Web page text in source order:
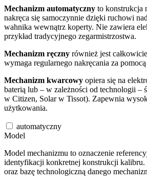
Mechanizm automatyczny to konstrukcja
nakręca się samoczynnie dzięki ruchowi
wahnika wewnątrz koperty. Nie zawiera
przykład tradycyjnego zegarmistrzostwa.
Mechanizm ręczny również jest
wymaga regularnego nakręcania za
Mechanizm kwarcowy opiera się na
baterią lub – w zależności od technologii –
w Citizen, Solar w Tissot). Zapewnia
użytkowania.
automatyczny
Model
Model mechanizmu to oznaczenie
identyfikacji konkretnej konstrukcji kalibru.
oraz bazę technologiczną danego